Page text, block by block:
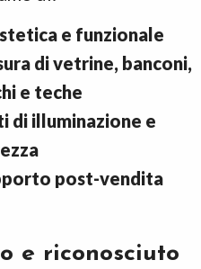
e funzionale
di vetrine, banconi,
e teche
di illuminazione e
post-vendita
e riconosciuto